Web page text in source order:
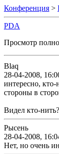
Конференция >
PDA
Просмотр
Blaq
28-04-2008,
интересно,
стороны в
Видел кто-нить?
Рысень
28-04-2008,
Нет, но очень